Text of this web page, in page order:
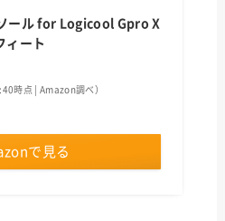
ール for Logicool Gpro X
ィート
時点 | Amazon調べ）
で見る